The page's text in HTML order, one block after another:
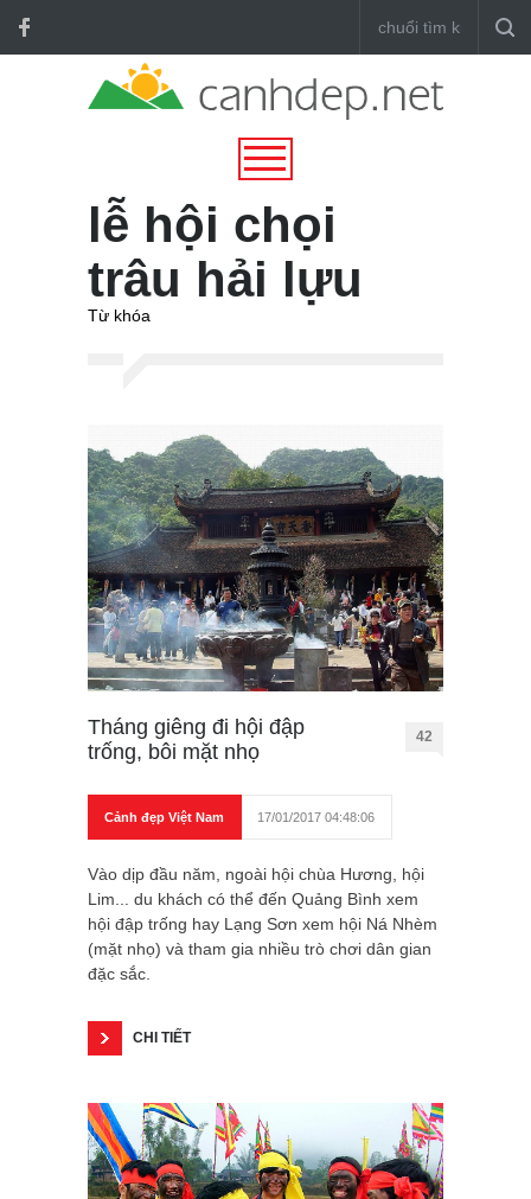
lễ hội chọi
trâu hải lựu
Từ khóa
Tháng giêng đi hội đập
trống, bôi mặt nhọ
42
Cảnh đẹp Việt Nam 17/01/2017 04:48:06
Vào dịp đầu năm, ngoài hội chùa Hương, hội
Lim... du khách có thể đến Quảng Bình xem
hội đập trống hay Lạng Sơn xem hội Ná Nhèm
(mặt nhọ) và tham gia nhiều trò chơi dân gian
đặc sắc.
CHI TIẾT